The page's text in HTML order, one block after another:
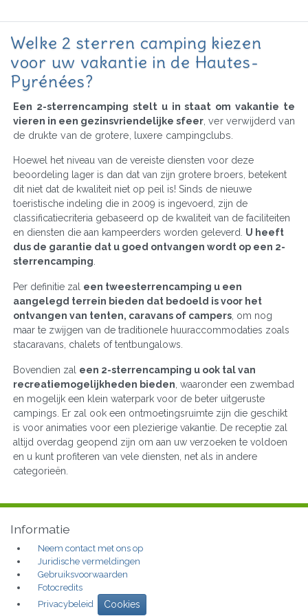
Welke 2 sterren camping kiezen
voor uw vakantie in de Hautes-
Pyrénées?
Een 2-sterrencamping stelt u in staat om vakantie te
vieren in een gezinsvriendelijke sfeer , ver verwijderd van
de drukte van de grotere, luxere campingclubs.
Hoewel het niveau van de vereiste diensten voor deze
beoordeling lager is dan dat van zijn grotere broers, betekent
dit niet dat de kwaliteit niet op peil is! Sinds de nieuwe
toeristische indeling die in 2009 is ingevoerd, zijn de
classificatiecriteria gebaseerd op de kwaliteit van de faciliteiten
en diensten die aan kampeerders worden geleverd. U heeft
dus de garantie dat u goed ontvangen wordt op een 2-
sterrencamping
Per definitie zal een tweesterrencamping u een
aangelegd terrein bieden dat bedoeld is voor het
ontvangen van tenten, caravans of campers , om nog
maar te zwijgen van de traditionele huuraccommodaties zoals
stacaravans, chalets of tentbungalows.
Bovendien zal een 2-sterrencamping u ook tal van
recreatiemogelijkheden bieden , waaronder een zwembad
en mogelijk een klein waterpark voor de beter uitgeruste
campings. Er zal ook een ontmoetingsruimte zijn die geschikt
is voor animaties voor een plezierige vakantie. De receptie zal
altijd overdag geopend zijn om aan uw verzoeken te voldoen
en u kunt profiteren van vele diensten, net als in andere
categorieën.
Informatie
Neem contact met ons op
Juridische vermeldingen
Gebruiksvoorwaarden
Fotocredits
Privacybeleid
Cookies